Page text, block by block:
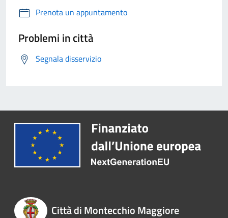
Prenota un appuntamento
Problemi in città
Segnala disservizio
Città di Montecchio Maggiore